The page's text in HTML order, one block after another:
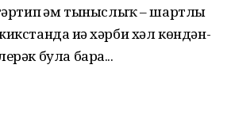
һәм тыныслыҡ – шартлы
иһә хәрби хәл көндән-
була бара...